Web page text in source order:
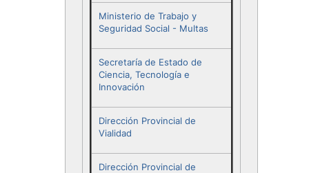
Ministerio de Trabajo y
Seguridad Social - Multas
Secretaría de Estado de
Ciencia, Tecnología e
Innovación
Dirección Provincial de
Vialidad
Dirección Provincial de